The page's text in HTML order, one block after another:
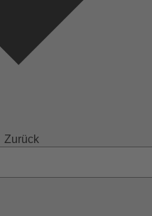
Zurück